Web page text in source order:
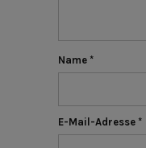
Name *
E-Mail-Adresse *